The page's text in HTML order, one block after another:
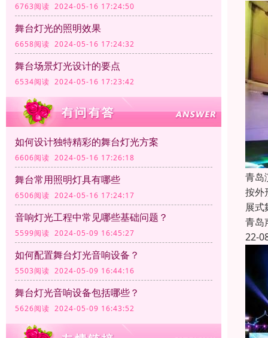
6763阅读 2024-05-16 17:24:50
舞台灯光的照明效果
6658阅读 2024-05-16 17:24:32
舞台场景灯光设计的要点
6534阅读 2024-05-16 17:23:42
如何设计独特精彩的舞台灯光方案
6606阅读 2024-05-16 17:26:18
舞台常用照明灯具有哪些
6506阅读 2024-05-16 17:24:17
音响灯光工程中常见哪些基础问题？
5599阅读 2024-05-09 16:45:27
如何配置舞台灯光音响设备？
5503阅读 2024-05-09 16:44:16
舞台灯光音响设备包括哪些？
5626阅读 2024-05-09 16:43:52
青岛
按外
展式
青岛
22-